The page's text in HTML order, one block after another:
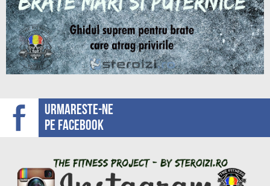
Urmareste-ne
pe facebook